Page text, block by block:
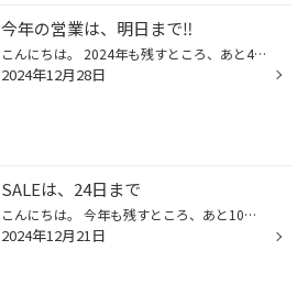
今年の営業は、明日まで‼️
こんにちは。 2024年も残すところ、あと4日。 タイヤ館盛岡西バイパス店は、今年の営業は、明日29日まで。 年末年始は、帰省やお出かけでお車の移動も多いかと思います。 タイヤの空気圧は、大丈夫ですか？ オイル交換の時期は、過ぎてませんか？ バッテリーの調子は、いかがですか？ お出かけする...
2024年12月28日
SALEは、24日まで
こんにちは。 今年も残すところ、あと10日になりました。 いかがお過ごしですか？ インフルエンザ、コロナが、流行っているようです。 年末年始にかけて、十分気をつけましょう。 今年最後のSALEは、12月24日までです。 実際お使いのスタッドレスタイヤ、こないだの積雪で、 凍った道路を走行中、ブ...
2024年12月21日